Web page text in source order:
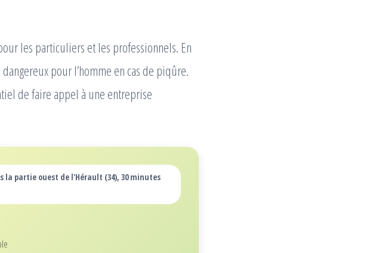
les particuliers et les professionnels. En
pour l’homme en cas de piqûre.
de faire appel à une entreprise
la partie ouest de l'Hérault (34), 30 minutes